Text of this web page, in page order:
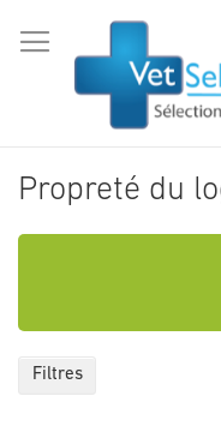
au
contenu
Propreté du
Filtres